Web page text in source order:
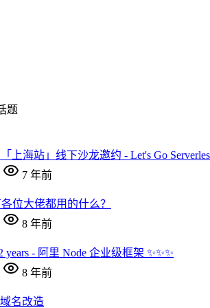
题
上海站」线下沙龙邀约 - Let's Go
7 年前
位大佬都用的什么？
8 年前
years - 阿里 Node 企业级框架 ✨✨✨
8 年前
名改造